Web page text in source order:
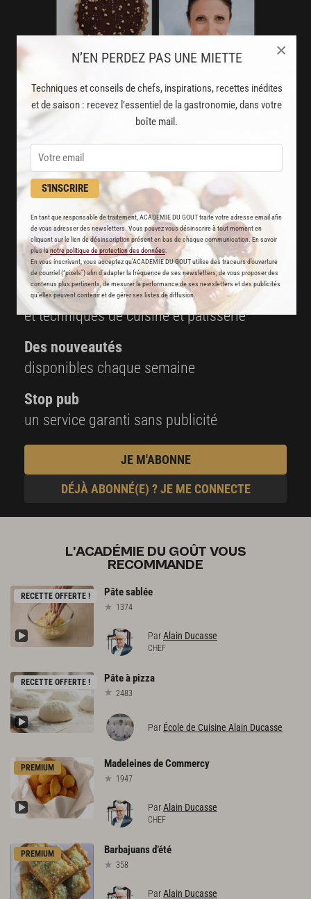
N’EN PERDEZ PAS UNE MIETTE
Techniques et conseils de chefs, inspirations, recettes inédites
et de saison : recevez l’essentiel de la gastronomie, dans votre
boîte mail.
S'INSCRIRE
En tant que responsable de traitement, ACADEMIE DU GOUT traite votre adresse email afin
de vous adresser des newsletters. Vous pouvez vous désinscrire à tout moment en
cliquant sur le lien de désinscription présent en bas de chaque communication. En savoir
plus lanotre politique de protection des données
En vous inscrivant, vous acceptez qu'ACADEMIE DU GOUT utilise des traceurs d’ouverture
de courriel (“pixels”) afin d’adapter la fréquence de ses newsletters, de vous proposer des
contenus plus pertinents, de mesurer la performance de ses newsletters et des publicités
qu’elles peuvent contenir et de gérer ses listes de diffusion.
×
AVEC VOTRE ABONNEMENT
PREMIUM
LA CUISINE DES CHEFS, ENFIN ACCESSIBLE !
8000recettes exclusives
partagées par vos chefs préférés
2000vidéos de recettes
et techniques de cuisine et pâtisserie
Des nouveautés
disponibles chaque semaine
Stop pub
un service garanti sans publicité
JE M'ABONNE
DÉJÀ ABONNÉ(E) ? JE ME CONNECTE
L'ACADÉMIE DU GOÛT VOUS
RECOMMANDE
RECETTE OFFERTE ! Pâtesablée
1374
ParAlain Ducasse
CHEF
RECETTE OFFERTE ! Pâteàpizza
2483
Par École de Cuisine Alain Ducasse
PREMIUM MadeleinesdeCommercy
1947
ParAlain Ducasse
CHEF
PREMIUM Barbajuansd’été
358
ParAlain Ducasse